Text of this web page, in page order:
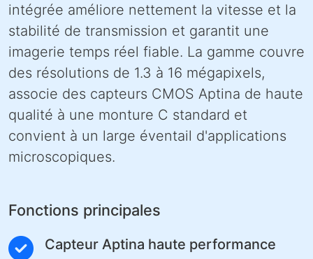
intégrée améliore nettement la vitesse et la
stabilité de transmission et garantit une
imagerie temps réel fiable. La gamme couvre
des résolutions de 1.3 à 16 mégapixels,
associe des capteurs CMOS Aptina de haute
qualité à une monture C standard et
convient à un large éventail d'applications
microscopiques.
Fonctions principales
Capteur Aptina haute performance